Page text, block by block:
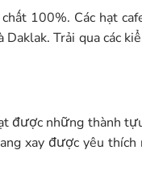
100%. Các hạt
Daklak. Trải qua các
được những thành
xay được yêu